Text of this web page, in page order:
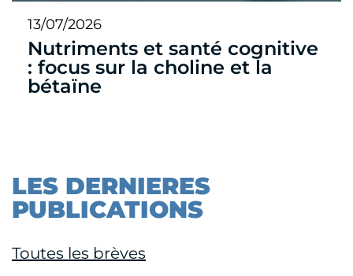
13/07/2026
Nutriments et santé cognitive
: focus sur la choline et la
bétaïne
LES DERNIERES
PUBLICATIONS
Toutes les brèves